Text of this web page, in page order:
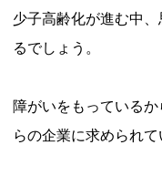
少子高齢化が進む中
るでしょう。
障がいをもっている
らの企業に求められて